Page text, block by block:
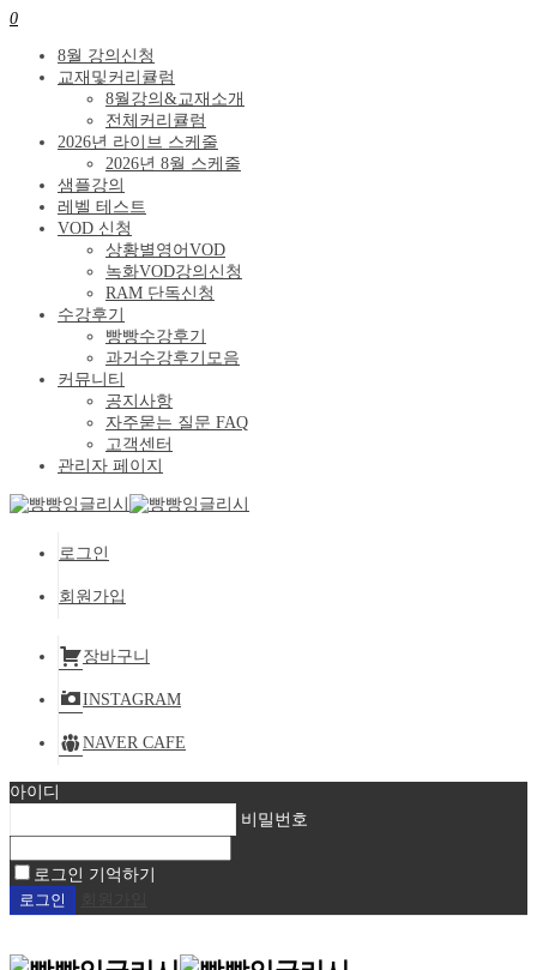
0
8월 강의신청
교재및커리큘럼
8월강의&교재소개
전체커리큘럼
2026년 라이브 스케줄
2026년 8월 스케줄
샘플강의
레벨 테스트
VOD 신청
상황별영어VOD
녹화VOD강의신청
RAM 단독신청
수강후기
빵빵수강후기
과거수강후기모음
커뮤니티
공지사항
자주묻는 질문 FAQ
고객센터
관리자 페이지
로그인
회원가입
장바구니
INSTAGRAM
NAVER CAFE
아이디
비밀번호
로그인 기억하기